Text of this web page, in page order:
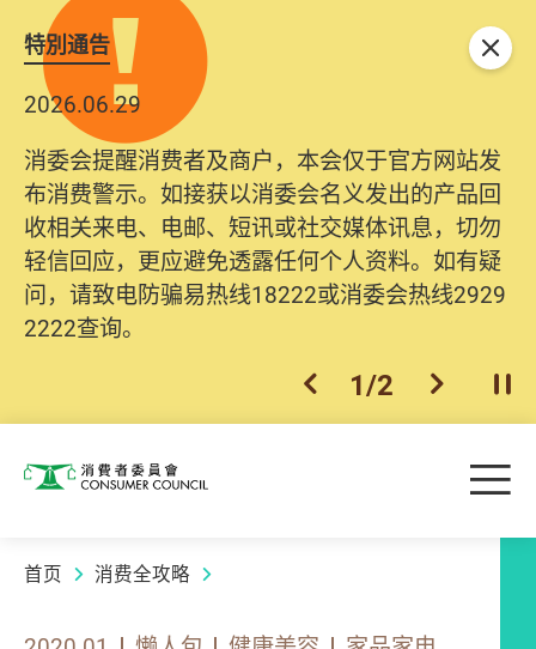
特別通告
2026.06.29
消委会提醒消费者及商户，本会仅于官方网站发
布消费警示。如接获以消委会名义发出的产品回
收相关来电、电邮、短讯或社交媒体讯息，切勿
轻信回应，更应避免透露任何个人资料。如有疑
问，请致电防骗易热线18222或消委会热线2929
2222查询。
上一个
1/2 下一个开
关闭
消费者委员会 目
首页 消费全攻略